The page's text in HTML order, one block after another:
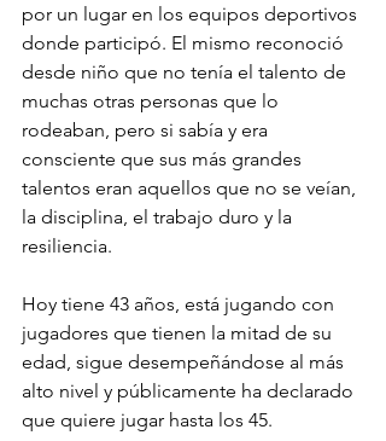
por un lugar en los equipos deportivos
donde participó. El mismo reconoció
desde niño que no tenía el talento de
muchas otras personas que lo
rodeaban, pero si sabía y era
consciente que sus más grandes
talentos eran aquellos que no se veían,
la disciplina, el trabajo duro y la
resiliencia.
Hoy tiene 43 años, está jugando con
jugadores que tienen la mitad de su
edad, sigue desempeñándose al más
alto nivel y públicamente ha declarado
que quiere jugar hasta los 45.